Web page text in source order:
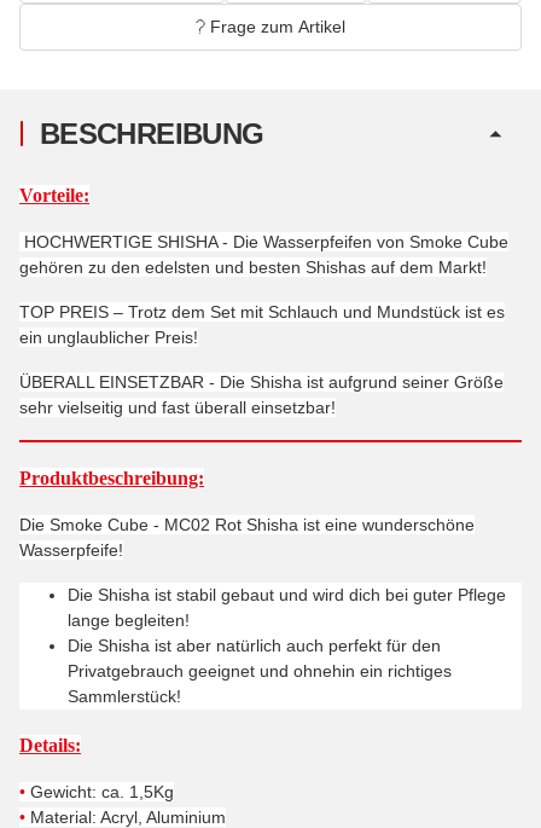
Frage zum Artikel
BESCHREIBUNG
Vorteile:
HOCHWERTIGE SHISHA - Die Wasserpfeifen von Smoke Cube
gehören zu den edelsten und besten Shishas auf dem Markt!
TOP PREIS – Trotz dem Set mit Schlauch und Mundstück ist es
ein unglaublicher Preis!
ÜBERALL EINSETZBAR - Die Shisha ist aufgrund seiner Größe
sehr vielseitig und fast überall einsetzbar!
Produktbeschreibung:
Die Smoke Cube - MC02 Rot Shisha ist eine wunderschöne
Wasserpfeife!
Die Shisha ist stabil gebaut und wird dich bei guter Pflege
lange begleiten!
Die Shisha ist aber natürlich auch perfekt für den
Privatgebrauch geeignet und ohnehin ein richtiges
Sammlerstück!
Details:
• Gewicht: ca. 1,5Kg
• Material: Acryl, Aluminium